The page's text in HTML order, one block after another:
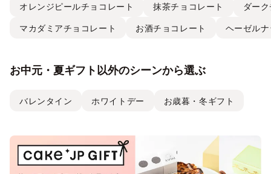
オレンジピールチョコレート 抹茶チョコレート ダー
マカダミアチョコレート お酒チョコレート ヘーゼル
お中元・夏ギフト以外のシーンから選ぶ
バレンタイン ホワイトデー お歳暮・冬ギフト